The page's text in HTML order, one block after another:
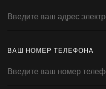
ВАШ НОМЕР ТЕЛЕФОНА